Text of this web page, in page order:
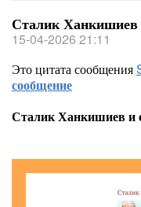
Сталик Ханкишиев
15-04-2026 21:11
Это цитата сообщения
сообщение
Сталик Ханкишиев и